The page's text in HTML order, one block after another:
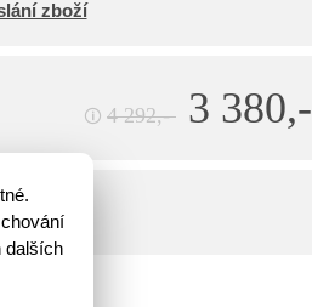
zboží
🛈 4 292,- 3 380,-
dalších